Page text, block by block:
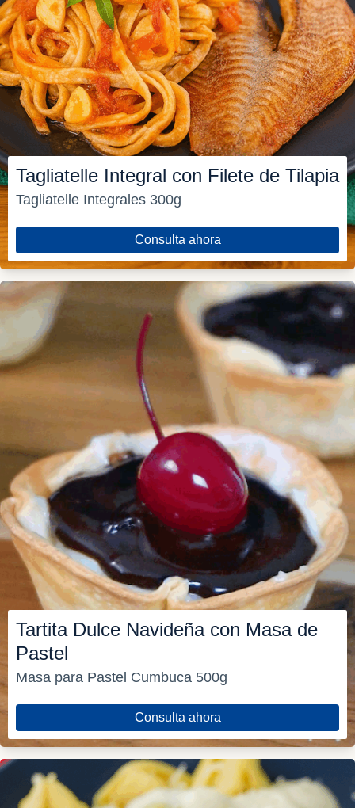
Tagliatelle Integral con Filete de Tilapia
Tagliatelle Integrales 300g
Consulta ahora
Tartita Dulce Navideña con Masa de
Pastel
Masa para Pastel Cumbuca 500g
Consulta ahora